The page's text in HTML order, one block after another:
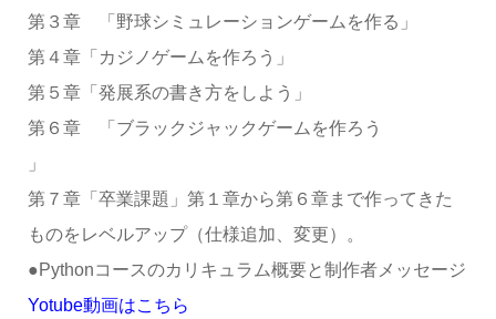
第３章 「野球シミュレーションゲームを作る」
第４章「カジノゲームを作ろう」
第５章「発展系の書き方をしよう」
第６章 「ブラックジャックゲームを作ろう
」
第７章「卒業課題」第１章から第６章まで作ってきた
ものをレベルアップ（仕様追加、変更）。
●Pythonコースのカリキュラム概要と制作者メッセージ
Yotube動画はこちら